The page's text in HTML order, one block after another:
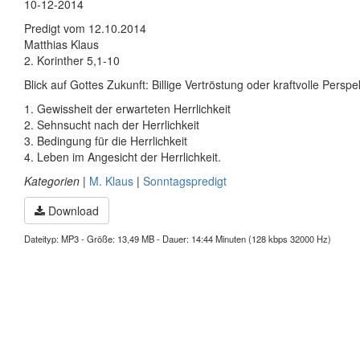
10-12-2014
Predigt vom 12.10.2014
Matthias Klaus
2. Korinther 5,1-10
Blick auf Gottes Zukunft: Billige Vertröstung oder kraftvolle
1. Gewissheit der erwarteten Herrlichkeit
2. Sehnsucht nach der Herrlichkeit
3. Bedingung für die Herrlichkeit
4. Leben im Angesicht der Herrlichkeit.
Kategorien | M. Klaus | Sonntagspredigt
Download
Dateityp: MP3 - Größe: 13,49 MB - Dauer: 14:44 Minuten (128 kbps 32000 Hz)